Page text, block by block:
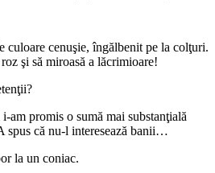
culoare cenuşie, îngăl­benit pe la colţuri.
şi să miroasă a lăcrimioare!
promis o sumă mai substanţială
spus că nu-l interesează banii…
la un coniac.